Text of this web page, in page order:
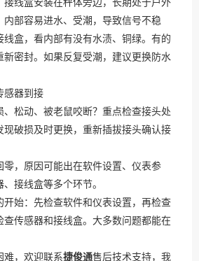
接线盒安装在秤体旁边，长期处于户外
内部容易进水、受潮，导致信号不稳
线盒，看内部有没有水渍、铜绿。有的
新密封。如果反复受潮，建议更换防水
感器到接
、松动、被老鼠咬断？重点检查接头处
现破损及时更换，重新插拔接头确认接
零，原因可能出在软件设置、仪表参
接线盒等多个环节。
开始：先检查软件和仪表设置，再检查
查传感器和接线盒。大多数问题都能在
难，欢迎联系捷俊通售后技术支持，我